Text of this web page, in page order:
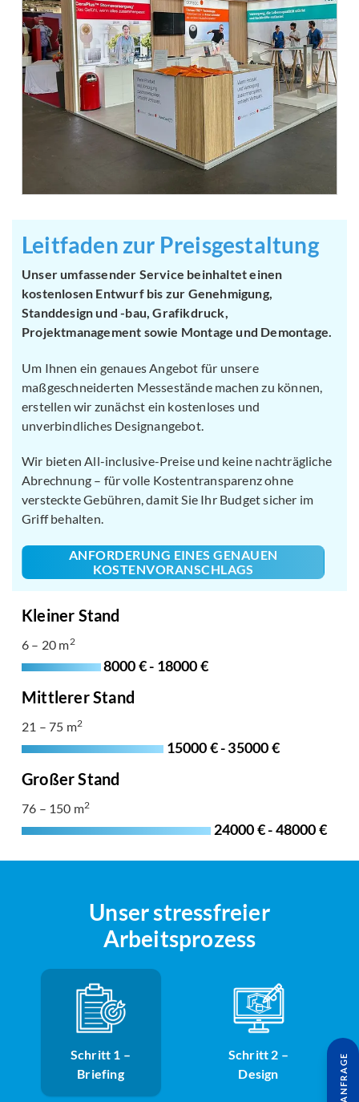
Leitfaden zur Preisgestaltung
Unser umfassender Service beinhaltet einen
kostenlosen Entwurf bis zur Genehmigung,
Standdesign und -bau, Grafikdruck,
Projektmanagement sowie Montage und Demontage.
Um Ihnen ein genaues Angebot für unsere
maßgeschneiderten Messestände machen zu können,
erstellen wir zunächst ein kostenloses und
unverbindliches Designangebot.
Wir bieten All-inclusive-Preise und keine nachträgliche
Abrechnung – für volle Kostentransparenz ohne
versteckte Gebühren, damit Sie Ihr Budget sicher im
Griff behalten.
ANFORDERUNG EINES GENAUEN
KOSTENVORANSCHLAGS
Kleiner Stand
6 – 20 m2
8000 € - 18000 €
Mittlerer Stand
21 – 75 m2
15000 € - 35000 €
Großer Stand
76 – 150 m2
24000 € - 48000 €
Unser stressfreier
Arbeitsprozess
Schritt 1 –
Briefing
Schritt 2 –
Design